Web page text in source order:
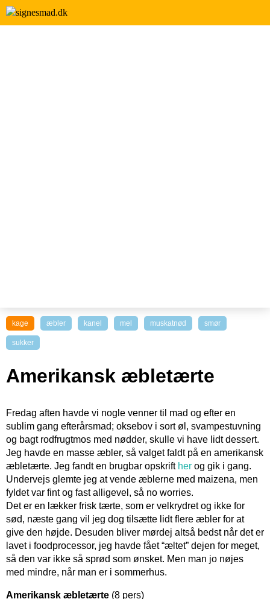
kage æbler kanel mel muskatnød smør
sukker
Amerikansk æbletærte
Fredag aften havde vi nogle venner til mad og efter en
sublim gang efterårsmad; oksebov i sort øl, svampestuvning
og bagt rodfrugtmos med nødder, skulle vi have lidt dessert.
Jeg havde en masse æbler, så valget faldt på en amerikansk
æbletærte. Jeg fandt en brugbar opskrift her og gik i gang.
Undervejs glemte jeg at vende æblerne med maizena, men
fyldet var fint og fast alligevel, så no worries.
Det er en lækker frisk tærte, som er velkrydret og ikke for
sød, næste gang vil jeg dog tilsætte lidt flere æbler for at
give den højde. Desuden bliver mørdej altså bedst når det er
lavet i foodprocessor, jeg havde fået “æltet” dejen for meget,
så den var ikke så sprød som ønsket. Men man jo nøjes
med mindre, når man er i sommerhus.
Amerikansk æbletærte (8 pers)